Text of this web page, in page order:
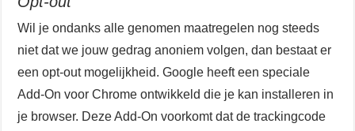
Wil je ondanks alle genomen maatregelen nog steeds
niet dat we jouw gedrag anoniem volgen, dan bestaat er
een opt-out mogelijkheid. Google heeft een speciale
Add-On voor Chrome ontwikkeld die je kan installeren in
je browser. Deze Add-On voorkomt dat de trackingcode